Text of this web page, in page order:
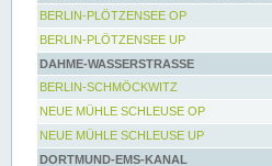
BERLIN-PLÖTZENSEE OP
BERLIN-PLÖTZENSEE UP
DAHME-WASSERSTRASSE
BERLIN-SCHMÖCKWITZ
NEUE MÜHLE SCHLEUSE OP
NEUE MÜHLE SCHLEUSE UP
DORTMUND-EMS-KANAL